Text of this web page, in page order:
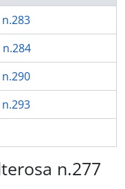
n.284
n.277